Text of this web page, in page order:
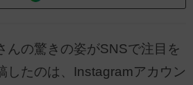
んの驚きの姿がSNSで注目を
したのは、Instagramアカウン